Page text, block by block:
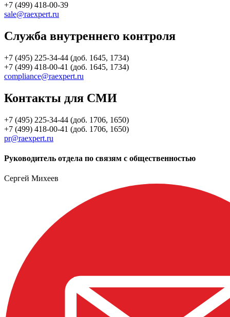
+7 (499) 418-00-39
sale@raexpert.ru
Служба внутреннего контроля
+7 (495) 225-34-44 (доб. 1645, 1734)
+7 (499) 418-00-41 (доб. 1645, 1734)
compliance@raexpert.ru
Контакты для СМИ
+7 (495) 225-34-44 (доб. 1706, 1650)
+7 (499) 418-00-41 (доб. 1706, 1650)
pr@raexpert.ru
Руководитель отдела по связям с общественностью
Сергей Михеев